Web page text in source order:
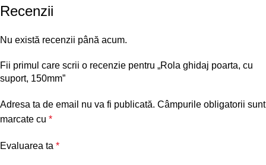
Recenzii
Nu există recenzii până acum.
Fii primul care scrii o recenzie pentru „Rola ghidaj poarta, cu
suport, 150mm”
Adresa ta de email nu va fi publicată. Câmpurile obligatorii sunt
marcate cu *
Evaluarea ta *